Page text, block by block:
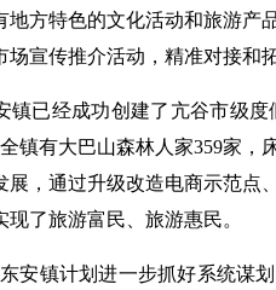
地方特色的文化活动和旅游产
场宣传推介活动，精准对接和
已经成功创建了亢谷市级度
镇有大巴山森林人家359家，
展，通过升级改造电商示范点
现了旅游富民、旅游惠民。
镇计划进一步抓好系统谋划